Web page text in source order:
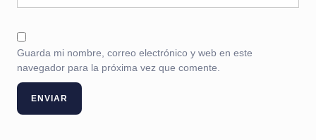
Guarda mi nombre, correo electrónico y web en este
navegador para la próxima vez que comente.